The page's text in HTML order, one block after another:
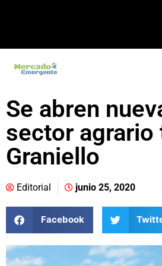
Se abren
sector agrario
Graniello
Editorial junio 25, 2020
Facebook